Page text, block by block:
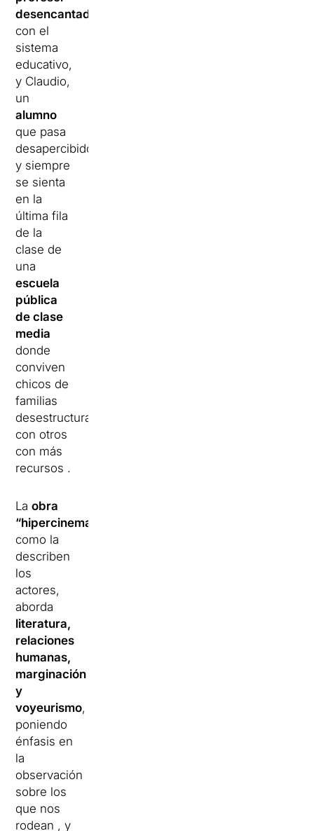
desencantado
con el
sistema
educativo,
y Claudio,
un
alumno
que pasa
desapercibido
y siempre
se sienta
en la
última fila
de la
clase de
una
escuela
pública
de clase
media
donde
conviven
chicos de
familias
desestructuradas
con otros
con más
recursos .
Laobra
“hipercinematogràfica
como la
describen
los
actores,
aborda
literatura,
relaciones
humanas,
marginación
y
voyeurismo,
poniendo
énfasis en
la
observación
sobre los
que nos
rodean , y